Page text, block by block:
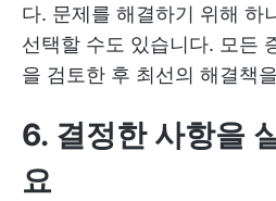
다. 문제를 해결하기 위해 하
선택할 수도 있습니다. 모든
을 검토한 후 최선의 해결책
6. 결정한 사항을
요